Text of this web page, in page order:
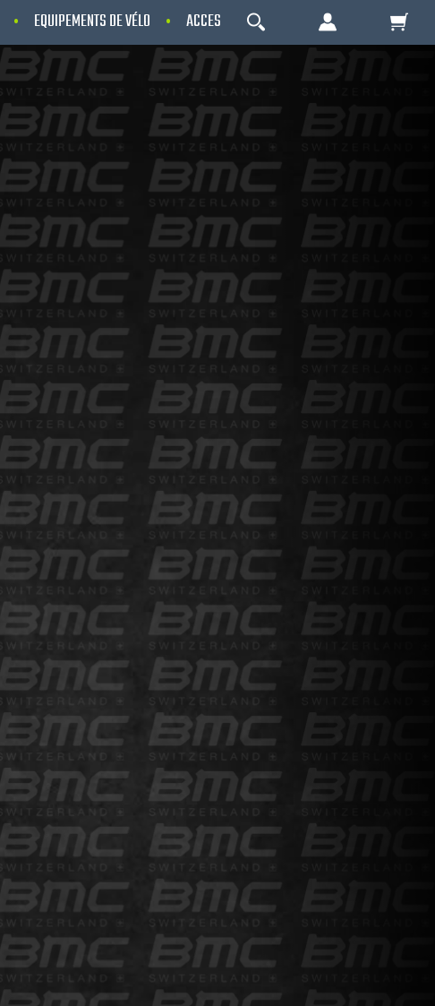
EQUIPEMENTS DE VÉLO ACCESSOIRES OCCASIONS -
OK
Votre Panier Est Désert
Votre panier est là pour vous servir. Donnez-
lui un but ! C'est un lieu temporaire où est